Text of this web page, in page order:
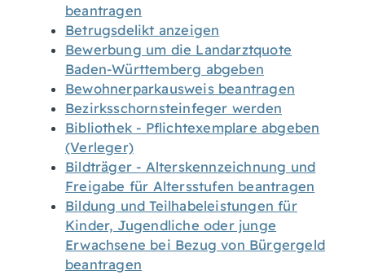
beantragen
Betrugsdelikt anzeigen
Bewerbung um die Landarztquote
Baden-Württemberg abgeben
Bewohnerparkausweis beantragen
Bezirksschornsteinfeger werden
Bibliothek - Pflichtexemplare abgeben
(Verleger)
Bildträger - Alterskennzeichnung und
Freigabe für Altersstufen beantragen
Bildung und Teilhabeleistungen für
Kinder, Jugendliche oder junge
Erwachsene bei Bezug von Bürgergeld
beantragen